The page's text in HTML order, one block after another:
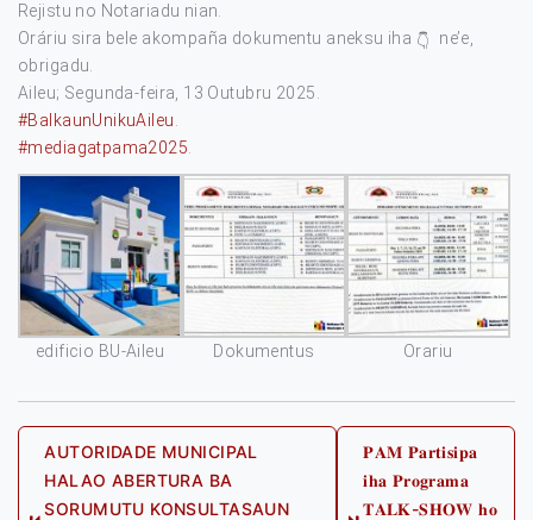
Rejistu no Notariadu nian.
Oráriu sira bele akompaña dokumentu aneksu iha
ne’e,
obrigadu.
Aileu; Segunda-feira, 13 Outubru 2025.
#BalkaunUnikuAileu
#mediagatpama2025
edificio BU-Aileu Dokumentus Orariu
Post
navigation
AUTORIDADE MUNICIPAL
HALAO ABERTURA BA
SORUMUTU KONSULTASAUN
𝐏𝐀𝐌 𝐏𝐚𝐫𝐭𝐢𝐬𝐢𝐩𝐚
𝐢𝐡𝐚 𝐏𝐫𝐨𝐠𝐫𝐚𝐦𝐚
𝐓𝐀𝐋𝐊-𝐒𝐇𝐎𝐖 𝐡𝐨